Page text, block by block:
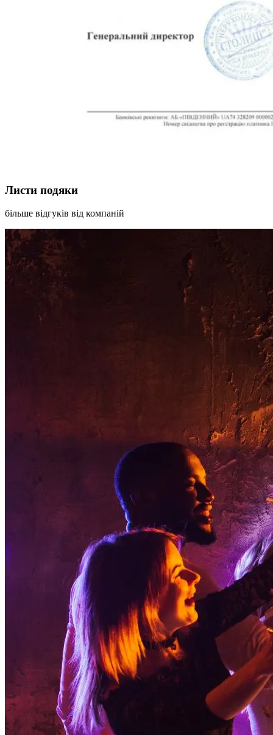
Листи подяки
більше відгуків від компаній